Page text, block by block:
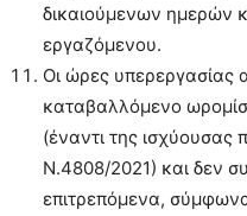
δικαιούμενων ημερών
εργαζόμενου.
Οι ώρες υπερεργασίας
καταβαλλόμενο
(έναντι της
Ν.4808/2021) και δεν
επιτρεπόμενα, σύμφωνα